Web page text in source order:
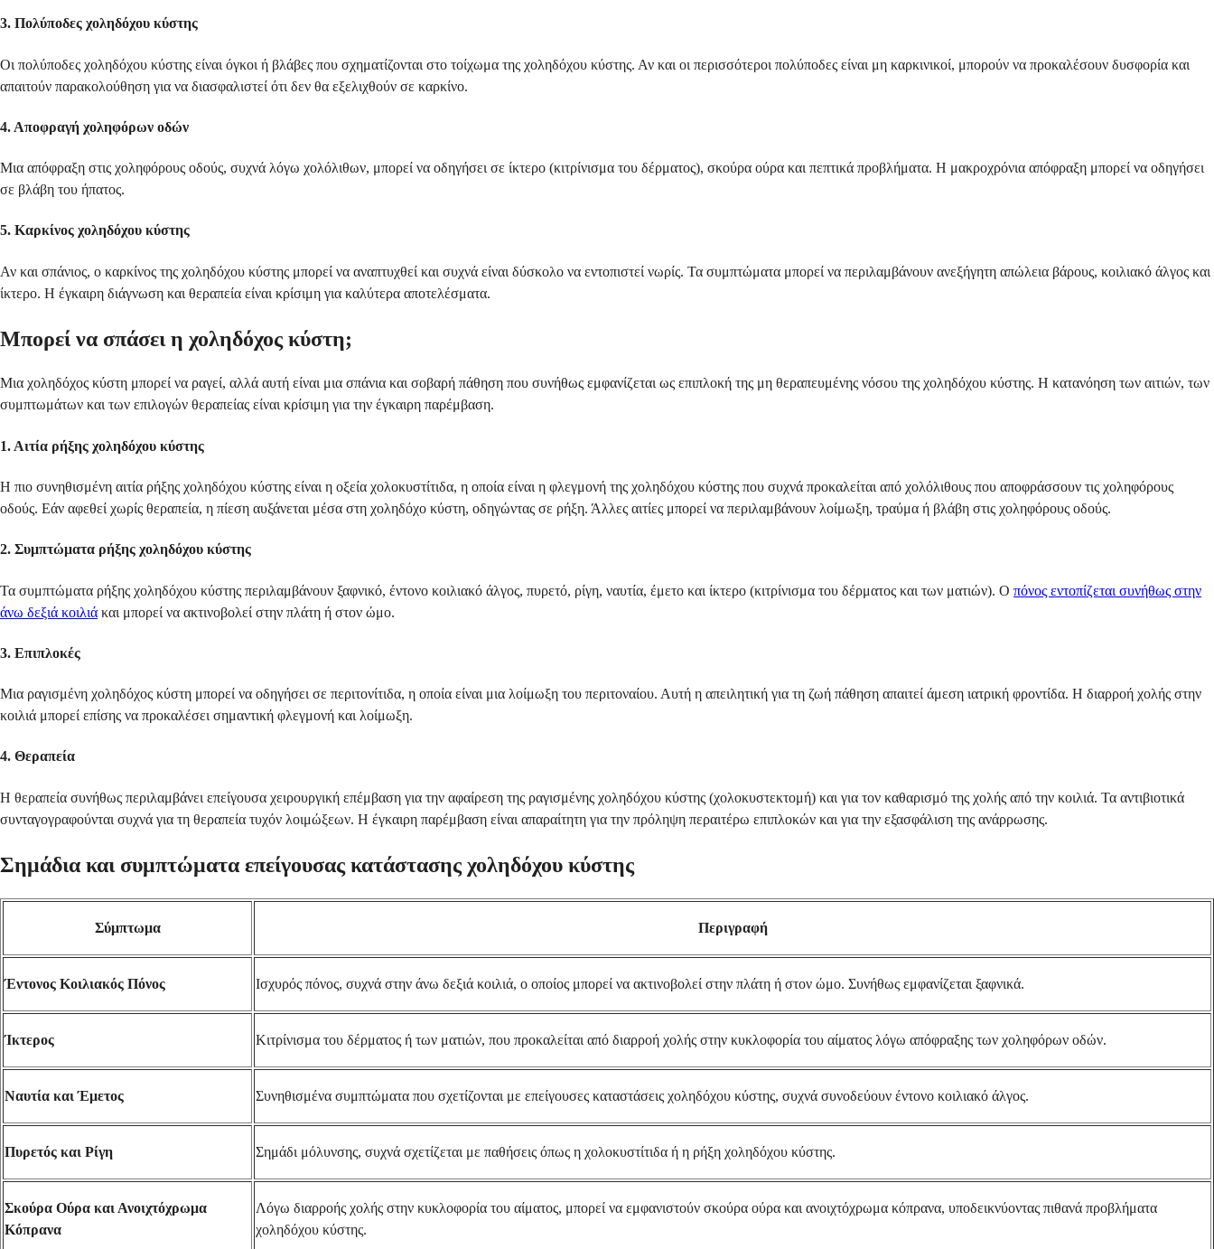
3. Πολύποδες χοληδόχου κύστης
Οι πολύποδες χοληδόχου κύστης είναι όγκοι ή βλάβες που σχηματίζονται στο τοίχωμα της χοληδόχου κύστης. Αν και οι περισσότεροι πολύποδες είναι μη καρκινικοί, μπορούν να προκαλέσουν δυσφορία και
απαιτούν παρακολούθηση για να διασφαλιστεί ότι δεν θα εξελιχθούν σε καρκίνο.
4. Αποφραγή χοληφόρων οδών
Μια απόφραξη στις χοληφόρους οδούς, συχνά λόγω χολόλιθων, μπορεί να οδηγήσει σε ίκτερο (κιτρίνισμα του δέρματος), σκούρα ούρα και πεπτικά προβλήματα. Η μακροχρόνια απόφραξη μπορεί να οδηγήσει
σε βλάβη του ήπατος.
5. Καρκίνος χοληδόχου κύστης
Αν και σπάνιος, ο καρκίνος της χοληδόχου κύστης μπορεί να αναπτυχθεί και συχνά είναι δύσκολο να εντοπιστεί νωρίς. Τα συμπτώματα μπορεί να περιλαμβάνουν ανεξήγητη απώλεια βάρους, κοιλιακό άλγος και
ίκτερο. Η έγκαιρη διάγνωση και θεραπεία είναι κρίσιμη για καλύτερα αποτελέσματα.
Μπορεί να σπάσει η χοληδόχος κύστη;
Μια χοληδόχος κύστη μπορεί να ραγεί, αλλά αυτή είναι μια σπάνια και σοβαρή πάθηση που συνήθως εμφανίζεται ως επιπλοκή της μη θεραπευμένης νόσου της χοληδόχου κύστης. Η κατανόηση των αιτιών, των
συμπτωμάτων και των επιλογών θεραπείας είναι κρίσιμη για την έγκαιρη παρέμβαση.
1. Αιτία ρήξης χοληδόχου κύστης
Η πιο συνηθισμένη αιτία ρήξης χοληδόχου κύστης είναι η οξεία χολοκυστίτιδα, η οποία είναι η φλεγμονή της χοληδόχου κύστης που συχνά προκαλείται από χολόλιθους που αποφράσσουν τις χοληφόρους
οδούς. Εάν αφεθεί χωρίς θεραπεία, η πίεση αυξάνεται μέσα στη χοληδόχο κύστη, οδηγώντας σε ρήξη. Άλλες αιτίες μπορεί να περιλαμβάνουν λοίμωξη, τραύμα ή βλάβη στις χοληφόρους οδούς.
2. Συμπτώματα ρήξης χοληδόχου κύστης
Τα συμπτώματα ρήξης χοληδόχου κύστης περιλαμβάνουν ξαφνικό, έντονο κοιλιακό άλγος, πυρετό, ρίγη, ναυτία, έμετο και ίκτερο (κιτρίνισμα του δέρματος και των ματιών). Ο πόνος εντοπίζεται συνήθως στην
άνω δεξιά κοιλιά και μπορεί να ακτινοβολεί στην πλάτη ή στον ώμο.
3. Επιπλοκές
Μια ραγισμένη χοληδόχος κύστη μπορεί να οδηγήσει σε περιτονίτιδα, η οποία είναι μια λοίμωξη του περιτοναίου. Αυτή η απειλητική για τη ζωή πάθηση απαιτεί άμεση ιατρική φροντίδα. Η διαρροή χολής στην
κοιλιά μπορεί επίσης να προκαλέσει σημαντική φλεγμονή και λοίμωξη.
4. Θεραπεία
Η θεραπεία συνήθως περιλαμβάνει επείγουσα χειρουργική επέμβαση για την αφαίρεση της ραγισμένης χοληδόχου κύστης (χολοκυστεκτομή) και για τον καθαρισμό της χολής από την κοιλιά. Τα αντιβιοτικά
συνταγογραφούνται συχνά για τη θεραπεία τυχόν λοιμώξεων. Η έγκαιρη παρέμβαση είναι απαραίτητη για την πρόληψη περαιτέρω επιπλοκών και για την εξασφάλιση της ανάρρωσης.
Σημάδια και συμπτώματα επείγουσας κατάστασης χοληδόχου κύστης
Σύμπτωμα Περιγραφή
Έντονος Κοιλιακός Πόνος Ισχυρός πόνος, συχνά στην άνω δεξιά κοιλιά, ο οποίος μπορεί να ακτινοβολεί στην πλάτη ή στον ώμο. Συνήθως εμφανίζεται ξαφνικά.
Ίκτερος Κιτρίνισμα του δέρματος ή των ματιών, που προκαλείται από διαρροή χολής στην κυκλοφορία του αίματος λόγω απόφραξης των χοληφόρων οδών.
Ναυτία και Έμετος Συνηθισμένα συμπτώματα που σχετίζονται με επείγουσες καταστάσεις χοληδόχου κύστης, συχνά συνοδεύουν έντονο κοιλιακό άλγος.
Πυρετός και Ρίγη Σημάδι μόλυνσης, συχνά σχετίζεται με παθήσεις όπως η χολοκυστίτιδα ή η ρήξη χοληδόχου κύστης.
Σκούρα Ούρα και Ανοιχτόχρωμα
Κόπρανα
Λόγω διαρροής χολής στην κυκλοφορία του αίματος, μπορεί να εμφανιστούν σκούρα ούρα και ανοιχτόχρωμα κόπρανα, υποδεικνύοντας πιθανά προβλήματα
χοληδόχου κύστης.